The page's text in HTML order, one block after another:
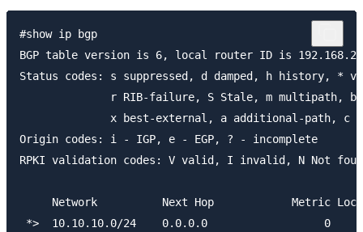
#show ip bgp
BGP table version is 6, local router ID is
Status codes: s suppressed, d damped, h history,
r RIB-failure, S Stale, m multipath, b
x best-external, a additional-path, c
Origin codes: i - IGP, e - EGP, ? - incomplete
RPKI validation codes: V valid, I invalid, N Not
Network          Next Hop            Metric
*>  10.10.10.0/24    0.0.0.0                  0